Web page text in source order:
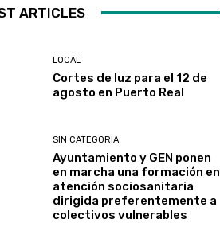
ARTICLES
LOCAL
Cortes de luz para el 12 de
agosto en Puerto Real
SIN CATEGORÍA
Ayuntamiento y GEN ponen
en marcha una formación en
atención sociosanitaria
dirigida preferentemente a
colectivos vulnerables